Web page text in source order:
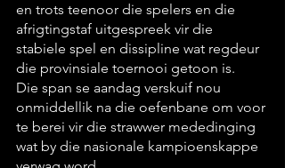
en trots teenoor die spelers en die
afrigtingstaf uitgespreek vir die
stabiele spel en dissipline wat regdeur
die provinsiale toernooi getoon is.
Die span se aandag verskuif nou
onmiddellik na die oefenbane om voor
te berei vir die strawwer mededinging
wat by die nasionale kampioenskappe